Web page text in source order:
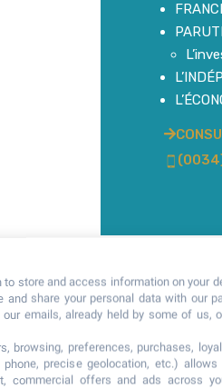
to store and access information on your
and share your personal data with our
emails, already held by some of us,
browsing, preferences, purchases,
precise geolocation, etc.) allows
commercial offers and ads across